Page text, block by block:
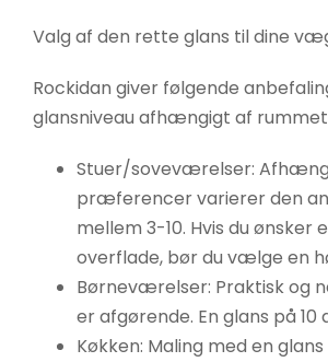
Valg af den rette glans til dine
Rockidan giver følgende
glansniveau afhængigt af
Stuer/soveværelser:
præferencer varierer den
mellem 3-10. Hvis du ønsker
overflade, bør du vælge en
Børneværelser: Praktisk og
er afgørende. En glans på 10
Køkken: Maling med en